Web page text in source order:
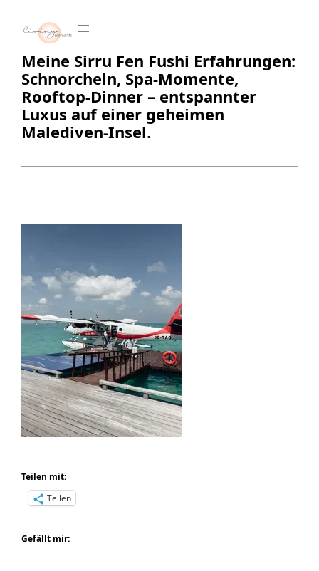
Inhalt
springen
Meine Sirru Fen Fushi Erfahrungen:
Schnorcheln, Spa-Momente,
Rooftop-Dinner – entspannter
Luxus auf einer geheimen
Malediven-Insel.
Teilen mit:
Teilen
Gefällt mir: